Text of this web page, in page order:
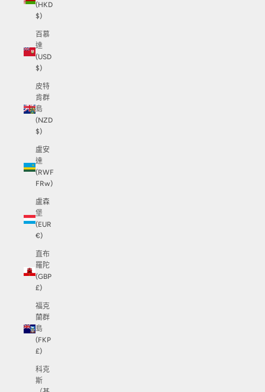
(HKD
$)
百慕
達
(USD
$)
皮特
肯群
島
(NZD
$)
盧安
達
(RWF
FRw)
盧森
堡
(EUR
€)
直布
羅陀
(GBP
£)
福克
蘭群
島
(FKP
£)
科克
斯